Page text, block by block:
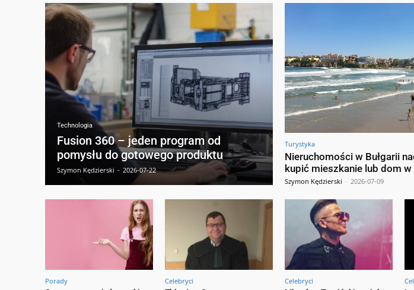
Technologia
Fusion 360 – jeden program od
pomysłu do gotowego produktu
Szymon Kędzierski - 2026-07-22
Turystyka
Nieruchomości w Bułgarii
kupić mieszkanie lub dom
Szymon Kędzierski - 2026-07-09
Porady Celebryci Celebryci